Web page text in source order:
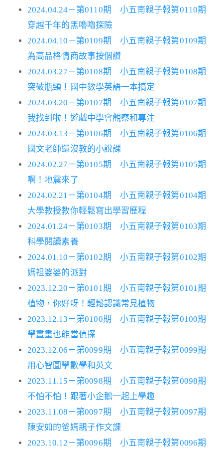
2024.04.24－第0110期 小五南親子報第0110期
穿越千年的黑嚕嚕探險
2024.04.10－第0109期 小五南親子報第0109期
為高品格情商故事按個讚
2024.03.27－第0108期 小五南親子報第0108期
突破瓶頸！國中數學英語一本搞定
2024.03.20－第0107期 小五南親子報第0107期
我找到啦！遊戲中學會觀察和專注
2024.03.13－第0106期 小五南親子報第0106期
國文老師還沒教的小說課
2024.02.27－第0105期 小五南親子報第0105期
啊！地震來了
2024.02.21－第0104期 小五南親子報第0104期
大學教授教你輕鬆寫出學習歷程
2024.01.24－第0103期 小五南親子報第0103期
科學閱讀素養
2024.01.10－第0102期 小五南親子報第0102期
媽祖婆婆的派對
2023.12.20－第0101期 小五南親子報第0101期
植物，你好呀！輕鬆認識常見植物
2023.12.13－第0100期 小五南親子報第0100期
學畫畫也能當偵探
2023.12.06－第0099期 小五南親子報第0099期
用心智圖學數學和英文
2023.11.15－第0098期 小五南親子報第0098期
不怕不怕！跟著小企鵝一起上學趣
2023.11.08－第0097期 小五南親子報第0097期
陳安如的爸媽親子作文課
2023.10.12－第0096期 小五南親子報第0096期